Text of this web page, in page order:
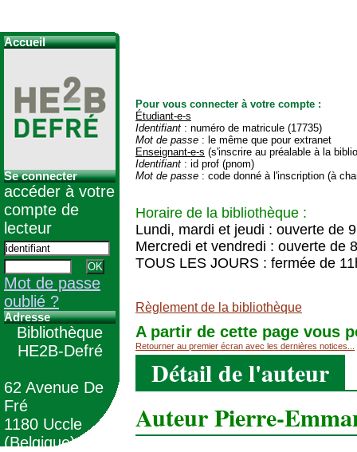
Pour vous connecter à votre compte :
Étudiant-e-s
Identifiant : numéro de matricule (17735)
Mot de passe : le même que pour extranet
Enseignant-e-s (s'inscrire au préalable à la
Identifiant : id prof (pnom)
Mot de passe : code donné à l'inscription (à
Horaire de la bibliothèque :
Lundi, mardi et jeudi : ouverte de
Mercredi et vendredi : ouverte de
TOUS LES JOURS : fermée de
Règlement de la bibliothèque
A partir de cette page vous
Retourner au premier écran avec les dernières notices...
Détail de l'auteur
Auteur Pierre-
Accueil
Se connecter
accéder à votre
compte de
lecteur
Mot de passe
oublié ?
Adresse
Bibliothèque
HE2B-Defré
62 Avenue De
Fré
1180 Uccle
(Belgique)